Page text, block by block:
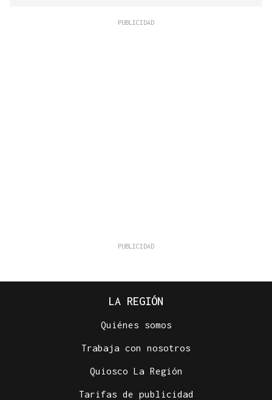
LA REGIÓN
Quiénes somos
Trabaja con nosotros
Quiosco La Región
Tarifas de publicidad